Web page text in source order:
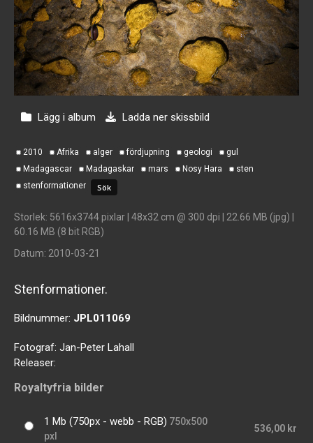
Lägg i album Ladda ner skissbild
2010 Afrika alger fördjupning geologi
gul
Madagascar
Madagaskar mars Nosy Hara
sten
stenformationer
Storlek: 5616x3744 pixlar | 48x32 cm @ 300 dpi | 22.66 MB (jpg) |
60.16 MB (8 bit RGB)
Datum: 2010-03-21
Stenformationer.
Bildnummer: JPL011069
Fotograf: Jan-Peter Lahall
Releaser:
Royaltyfria bilder
1 Mb (750px - webb - RGB) 750x500
pxl
536,00 kr